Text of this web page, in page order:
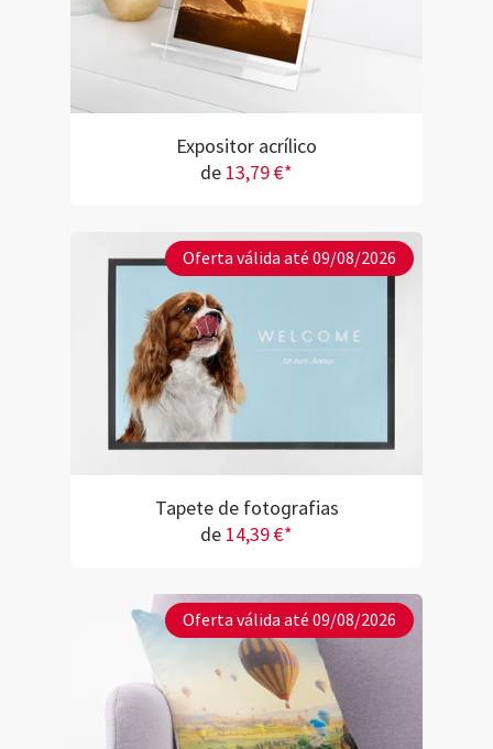
Expositor acrílico
de 13,79 €*
Oferta válida até 09/08/2026
Tapete de fotografias
de 14,39 €*
Oferta válida até 09/08/2026